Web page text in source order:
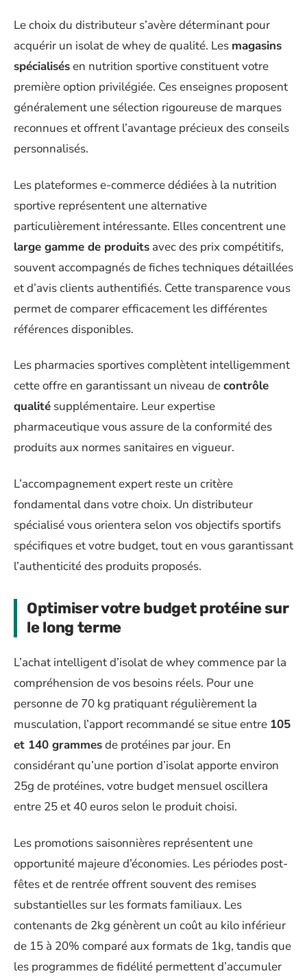
Le choix du distributeur s’avère déterminant pour
acquérir un isolat de whey de qualité. Les magasins
spécialisésen nutrition sportive constituent votre
première option privilégiée. Ces enseignes proposent
généralement une sélection rigoureuse de marques
reconnues et offrent l’avantage précieux des conseils
personnalisés.
Les plateformes e-commerce dédiées à la nutrition
sportive représentent une alternative
particulièrement intéressante. Elles concentrent une
large gamme de produits avec des prix compétitifs,
souvent accompagnés de fiches techniques détaillées
et d’avis clients authentifiés. Cette transparence vous
permet de comparer efficacement les différentes
références disponibles.
Les pharmacies sportives complètent intelligemment
cette offre en garantissant un niveau decontrôle
qualité supplémentaire. Leur expertise
pharmaceutique vous assure de la conformité des
produits aux normes sanitaires en vigueur.
L’accompagnement expert reste un critère
fondamental dans votre choix. Un distributeur
spécialisé vous orientera selon vos objectifs sportifs
spécifiques et votre budget, tout en vous garantissant
l’authenticité des produits proposés.
Optimiser votre budget protéine sur
le long terme
L’achat intelligent d’isolat de whey commence par la
compréhension de vos besoins réels. Pour une
personne de 70 kg pratiquant régulièrement la
musculation, l’apport recommandé se situe entre 105
et 140 grammesde protéines par jour. En
considérant qu’une portion d’isolat apporte environ
25g de protéines, votre budget mensuel oscillera
entre 25 et 40 euros selon le produit choisi.
Les promotions saisonnières représentent une
opportunité majeure d’économies. Les périodes post-
fêtes et de rentrée offrent souvent des remises
substantielles sur les formats familiaux. Les
contenants de 2kg génèrent un coût au kilo inférieur
de 15 à 20% comparé aux formats de 1kg, tandis que
les programmes de fidélité permettent d’accumuler